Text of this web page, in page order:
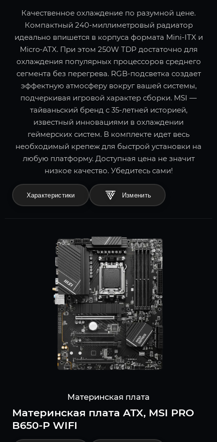
Качественное охлаждение по разумной цене.
Компактный 240-миллиметровый радиатор
идеально впишется в корпуса формата Mini-ITX и
Micro-ATX. При этом 250W TDP достаточно для
охлаждения популярных процессоров среднего
сегмента без перегрева. RGB-подсветка создает
эффектную атмосферу вокруг вашей системы,
подчеркивая игровой характер сборки. MSI —
тайваньский бренд с 35-летней историей,
известный инновациями в охлаждении
геймерских систем. В комплекте идет весь
необходимый крепеж для быстрой установки на
любую платформу. Доступная цена не значит
низкое качество. Убедитесь сами!
Характеристики
Материнская плата
Материнская плата ATX, MSI PRO
B650-P WIFI